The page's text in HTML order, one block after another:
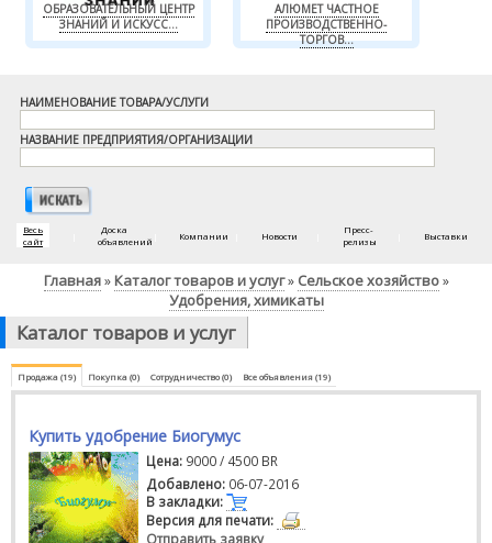
ОБРАЗОВАТЕЛЬНЫЙ ЦЕНТР
ЗНАНИЙ И ИСКУСС...
АЛЮМЕТ ЧАСТНОЕ
ПРОИЗВОДСТВЕННО-
ТОРГОВ...
НАИМЕНОВАНИЕ ТОВАРА/УСЛУГИ
НАЗВАНИЕ ПРЕДПРИЯТИЯ/ОРГАНИЗАЦИИ
Весь
сайт
Доска
объявлений
Компании Новости
Пресс-
релизы
Выставки
Главная» Каталог товаров и услуг» Сельское хозяйство»
Удобрения, химикаты
Каталог товаров и услуг
Продажа (19) Покупка (0) Сотрудничество (0) Все объявления (19)
Купить удобрение Биогумус
Цена: 9000 / 4500 BR
Добавлено: 06-07-2016
В закладки:
Версия для печати:
Отправить заявку